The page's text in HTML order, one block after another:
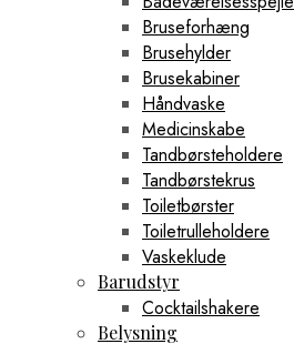
Bruseforhæng
Brusehylder
Brusekabiner
Håndvaske
Medicinskabe
Tandbørsteholdere
Tandbørstekrus
Toiletbørster
Toiletrulleholdere
Vaskeklude
Barudstyr
Cocktailshakere
Belysning